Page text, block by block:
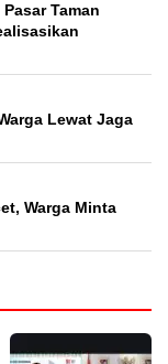
Taman
Lewat Jaga
Warga Minta